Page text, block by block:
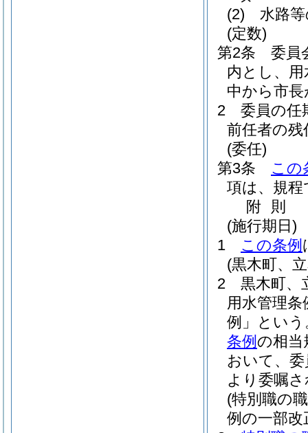
(2)
水路
(定数)
第2条
委員
内とし、
中から市
2
委員の任
前任者の
(委任)
第3条
この
項は、規
附 則
(施行期日)
1
この条例
(黒木町、
2
黒木町、
用水管理条
例」という
条例 の相当
おいて、
より委嘱
(特別職の
例の一部改